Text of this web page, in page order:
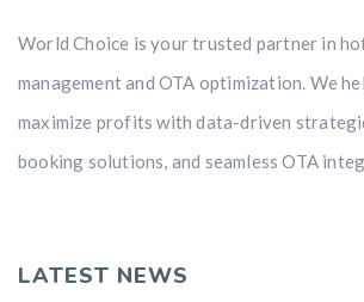
World Choice is your trusted partner in
management and OTA optimization. We
maximize profits with data-driven
booking solutions, and seamless OTA
LATEST NEWS